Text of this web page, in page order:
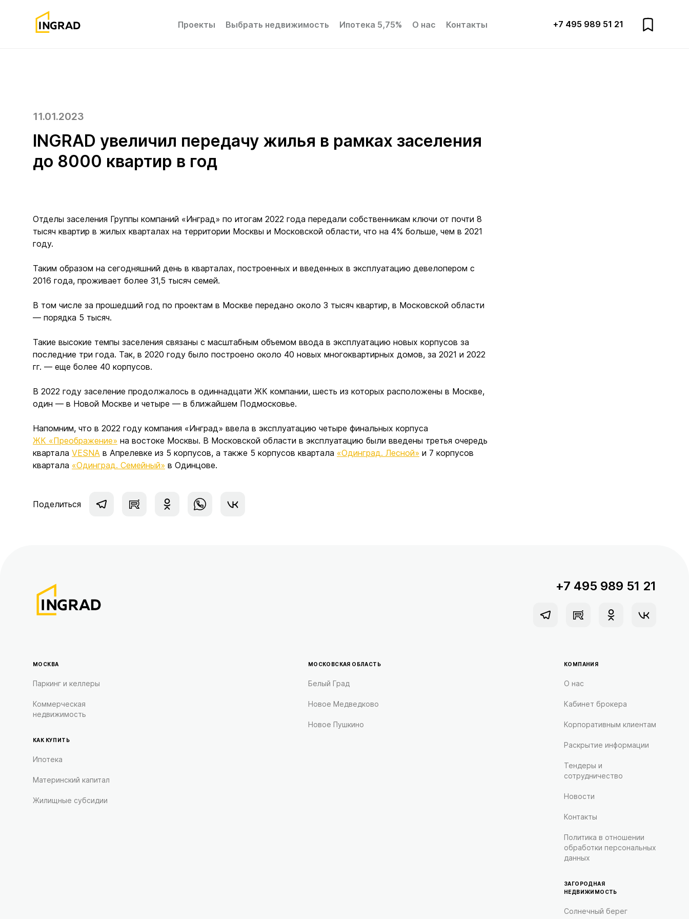
Проекты Выбрать недвижимость Ипотека 5,75% О нас Контакты +7 495 989 51 21
11.01.2023
INGRAD увеличил передачу жилья в рамках заселения
до 8000 квартир в год
Отделы заселения Группы компаний «Инград» по итогам 2022 года передали собственникам ключи от почти 8
тысяч квартир в жилых кварталах на территории Москвы и Московской области, что на 4% больше, чем в 2021
году.
Таким образом на сегодняшний день в кварталах, построенных и введенных в эксплуатацию девелопером с
2016 года, проживает более 31,5 тысяч семей.
В том числе за прошедший год по проектам в Москве передано около 3 тысяч квартир, в Московской области
— порядка 5 тысяч.
Такие высокие темпы заселения связаны с масштабным объемом ввода в эксплуатацию новых корпусов за
последние три года. Так, в 2020 году было построено около 40 новых многоквартирных домов, за 2021 и 2022
гг. — еще более 40 корпусов.
В 2022 году заселение продолжалось в одиннадцати ЖК компании, шесть из которых расположены в Москве,
один — в Новой Москве и четыре — в ближайшем Подмосковье.
Напомним, что в 2022 году компания «Инград» ввела в эксплуатацию четыре финальных корпуса
ЖК «Преображение» на востоке Москвы. В Московской области в эксплуатацию были введены третья очередь
квартала VESNA в Апрелевке из 5 корпусов, а также 5 корпусов квартала «Одинград. Лесной» и 7 корпусов
квартала «Одинград. Семейный» в Одинцове.
Поделиться
+7 495 989 51 21
МОСКВА
Паркинг и келлеры
Коммерческая
недвижимость
КАК КУПИТЬ
Ипотека
Материнский капитал
Жилищные субсидии
МОСКОВСКАЯ ОБЛАСТЬ
Белый Град
Новое Медведково
Новое Пушкино
КОМПАНИЯ
О нас
Кабинет брокера
Корпоративным клиентам
Раскрытие информации
Тендеры и
сотрудничество
Новости
Контакты
Политика в отношении
обработки персональных
данных
ЗАГОРОДНАЯ
НЕДВИЖИМОСТЬ
Солнечный берег